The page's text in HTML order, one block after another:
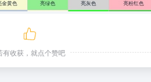
有收获，就点个赞吧